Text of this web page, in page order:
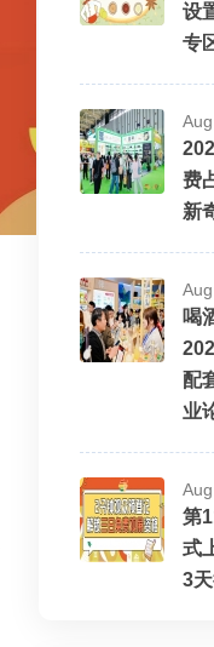
设
专
费
新
喝
配
业
第
式
3